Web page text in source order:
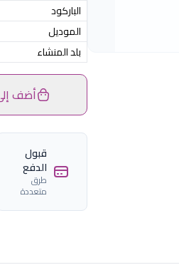
الباركود
الموديل
بلد المنشاء
أضف
قبول
الدفع
طرق
متعددة